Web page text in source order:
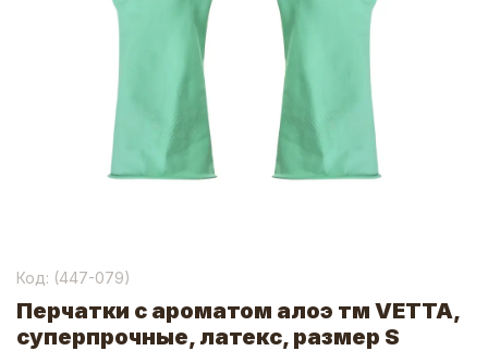
Код: (447-079)
Перчатки с ароматом алоэ тм VETTA,
суперпрочные, латекс, размер S